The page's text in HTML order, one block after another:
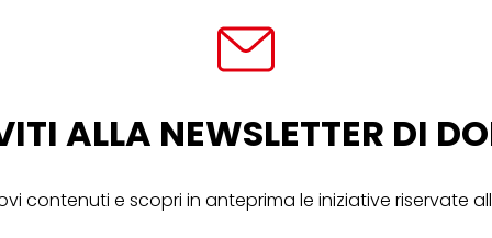
ALLA NEWSLETTER DI
contenuti e scopri in anteprima le iniziative riservate